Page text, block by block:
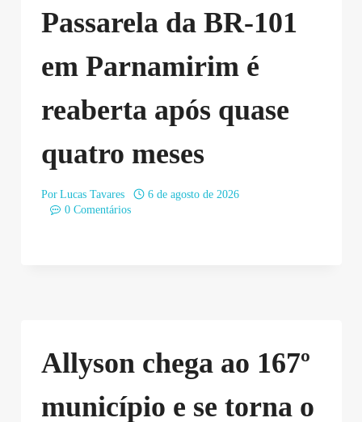
Passarela da BR-101
em Parnamirim é
reaberta após quase
quatro meses
Por Lucas Tavares
6 de agosto de 2026
0 Comentários
Allyson chega ao 167º
município e se torna o